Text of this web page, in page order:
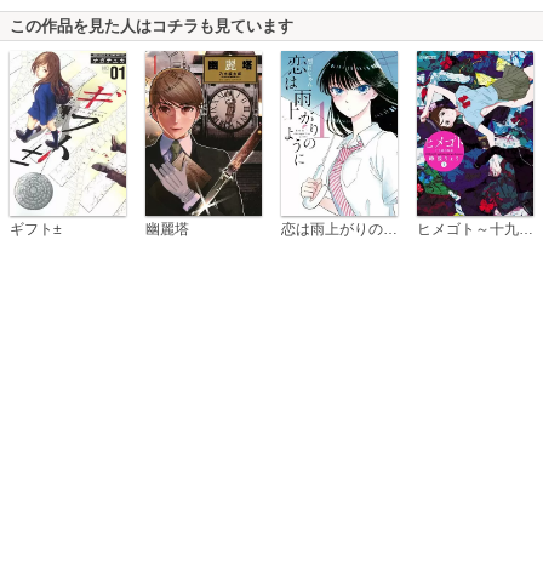
この作品を見た人はコチラも見ています
ギフト± 幽麗塔 恋は雨上がりのように ヒメゴト～十九歳の制服～